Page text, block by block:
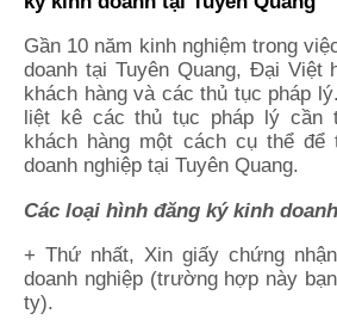
Gần 10 năm kinh nghiệm trong
doanh tại Tuyên Quang, Đại Việt
khách hàng và các thủ tục pháp
liệt kê các thủ tục pháp lý cần
khách hàng một cách cụ thể để
doanh nghiệp tại Tuyên Quang.
Các loại hình đăng ký kinh doanh
+ Thứ nhất, Xin giấy chứng
doanh nghiệp (trường hợp này
ty).